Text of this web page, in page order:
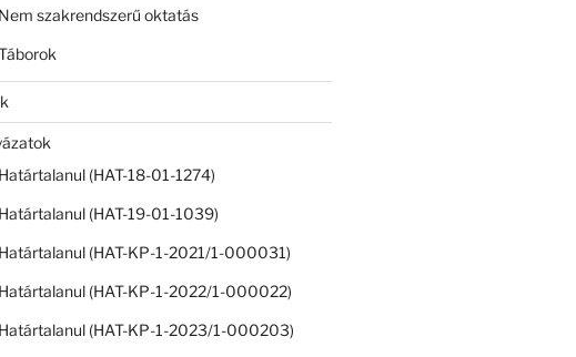
Nem szakrendszerű oktatás
Határtalanul (HAT-18-01-1274)
Határtalanul (HAT-19-01-1039)
Határtalanul (HAT-KP-1-2021/1-000031)
Határtalanul (HAT-KP-1-2022/1-000022)
Határtalanul (HAT-KP-1-2023/1-000203)